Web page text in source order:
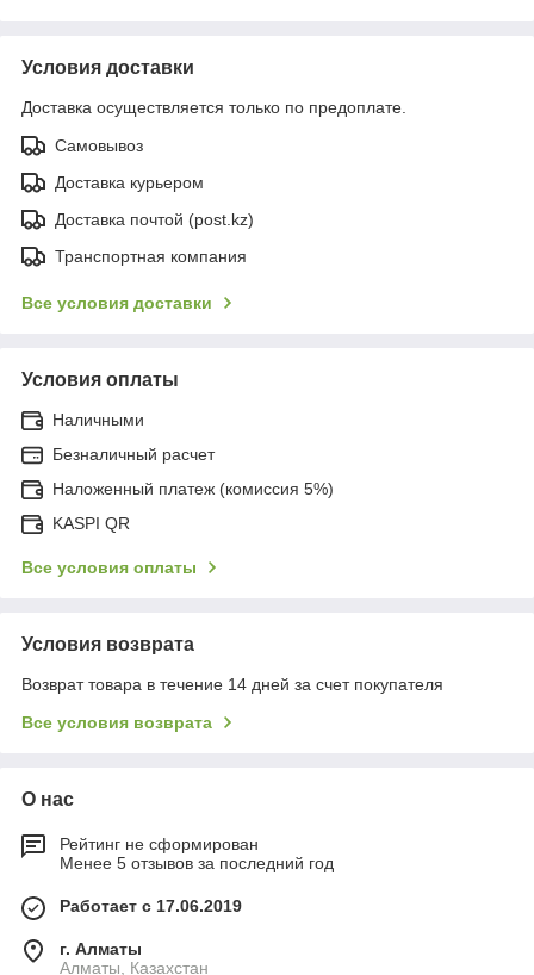
Условия доставки
Доставка осуществляется только по предоплате.
Самовывоз
Доставка курьером
Доставка почтой (post.kz)
Транспортная компания
Все условия доставки
Условия оплаты
Наличными
Безналичный расчет
Наложенный платеж (комиссия 5%)
KASPI QR
Все условия оплаты
Условия возврата
Возврат товара в течение 14 дней за счет покупателя
Все условия возврата
О нас
Рейтинг не сформирован
Менее 5 отзывов за последний год
Работает с 17.06.2019
г. Алматы
Алматы, Казахстан